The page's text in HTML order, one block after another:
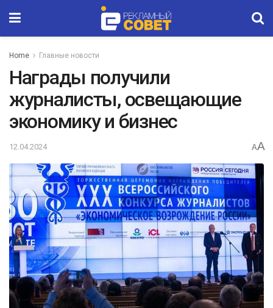
Home Главные новости
Награды получили
журналисты, освещающие
экономику и бизнес
12.04.2024 AA